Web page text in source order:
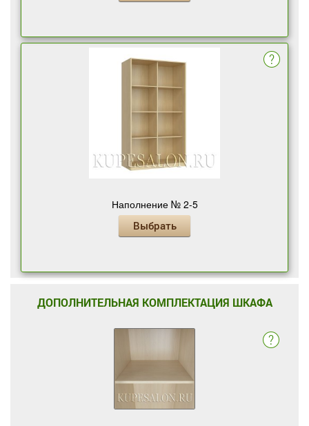
Наполнение № 2-5
Выбрать
ДОПОЛНИТЕЛЬНАЯ КОМПЛЕКТАЦИЯ ШКАФА